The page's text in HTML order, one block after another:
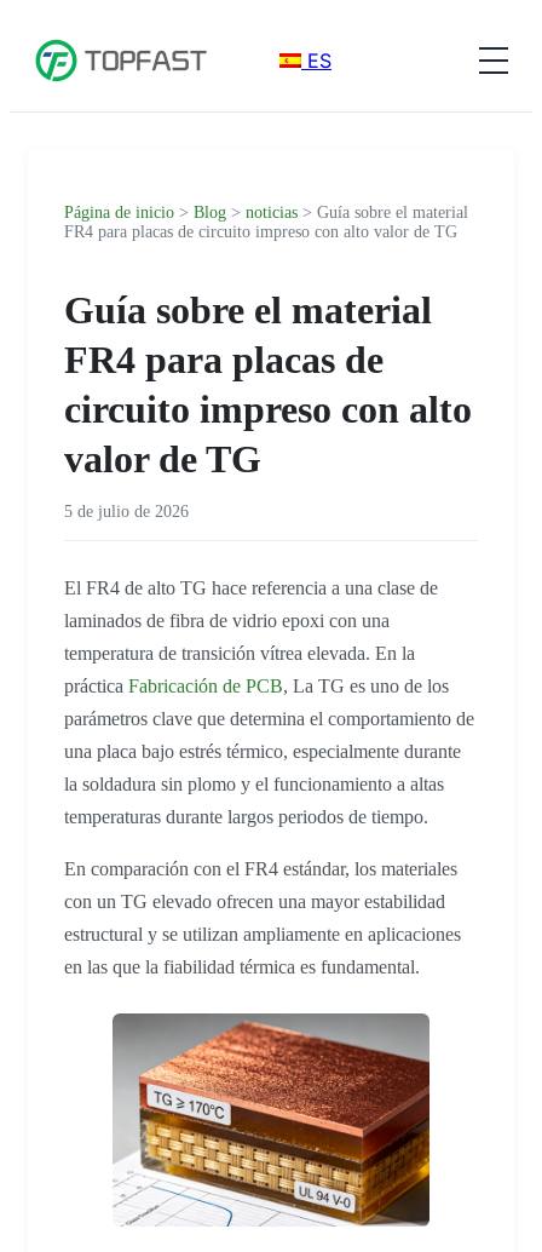
ES
Página de inicio > Blog > noticias > Guía sobre el material
FR4 para placas de circuito impreso con alto valor de TG
Guía sobre el material
FR4 para placas de
circuito impreso con alto
valor de TG
5 de julio de 2026
El FR4 de alto TG hace referencia a una clase de
laminados de fibra de vidrio epoxi con una
temperatura de transición vítrea elevada. En la
práctica Fabricación de PCB, La TG es uno de los
parámetros clave que determina el comportamiento de
una placa bajo estrés térmico, especialmente durante
la soldadura sin plomo y el funcionamiento a altas
temperaturas durante largos periodos de tiempo.
En comparación con el FR4 estándar, los materiales
con un TG elevado ofrecen una mayor estabilidad
estructural y se utilizan ampliamente en aplicaciones
en las que la fiabilidad térmica es fundamental.